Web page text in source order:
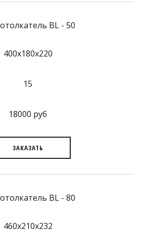
BL - 50
400x180x220
15
18000 руб
ЗАКАЗАТЬ
BL - 80
460x210x232